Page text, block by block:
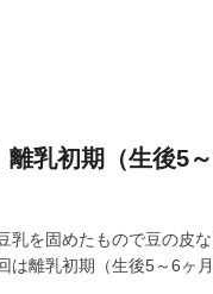
離乳初期（生後5
乳を固めたもので豆の皮
は離乳初期（生後5～6ヶ